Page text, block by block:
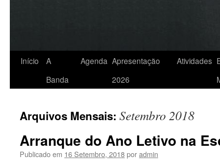
Saltar
conteúdo
Início
A
Banda
Agenda Apresentação
2026
Atividades
Arquivos Mensais: Setembro 2018
Arranque do Ano Letivo na
Publicado em 16 Setembro, 2018poradmin